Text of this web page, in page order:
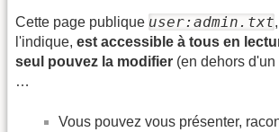
Cette page publique user:admin.txt
l'indique, est accessible à tous en
seul pouvez la modifier (en dehors
…
Vous pouvez vous présenter,